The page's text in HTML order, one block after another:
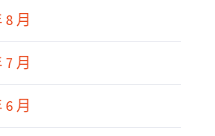
8 月
7 月
6 月